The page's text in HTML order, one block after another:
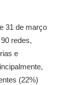
31 de março
redes,
e
(22%)